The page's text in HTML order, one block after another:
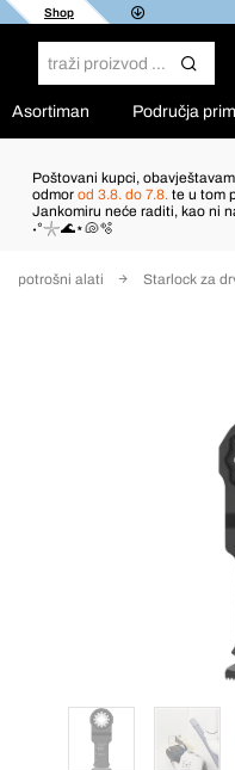
Shop
Asortiman Područja
Poštovani kupci,
odmor od 3.8. do 7.8. te u tom
Jankomiru neće raditi, kao ni
˖°𓇼🌊⋆🐚🫧
potrošni alati Starlock za